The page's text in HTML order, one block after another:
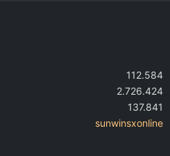
112.584
2.726.424
137.841
sunwinsxonline